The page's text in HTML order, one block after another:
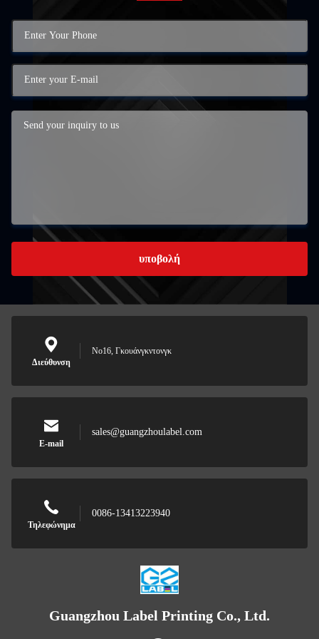
υποβολή
Διεύθυνση
Νο16, Γκουάνγκντονγκ
E-mail
sales@guangzhoulabel.com
Τηλεφώνημα
0086-13413223940
Guangzhou Label Printing Co., Ltd.